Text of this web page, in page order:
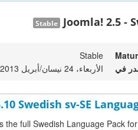
Joomla! 2.5 -
Stable
Stable
في
الأربعاء، 24 نيسان/أبريل 2013 23:00
Swedish sv-SE
the full Swedish Language Pack